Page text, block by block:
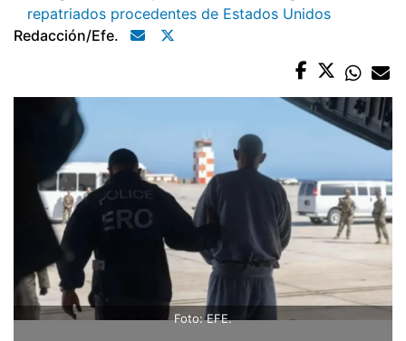
repatriados procedentes de Estados Unidos
Redacción/efe.
Foto: EFE.